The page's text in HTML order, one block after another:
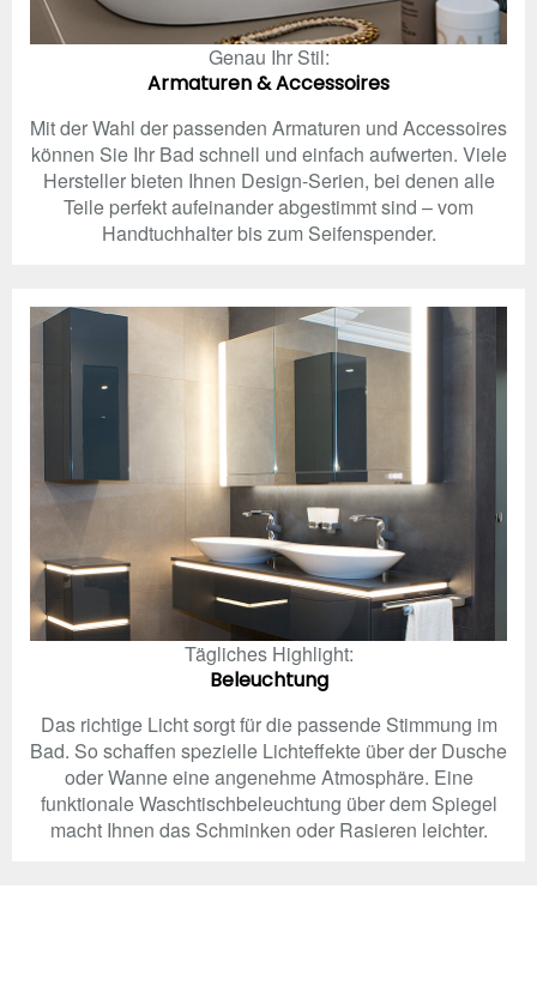
Genau Ihr Stil:
Armaturen & Accessoires
Mit der Wahl der passenden Armaturen und Accessoires
können Sie Ihr Bad schnell und einfach aufwerten. Viele
Hersteller bieten Ihnen Design-Serien, bei denen alle
Teile perfekt aufeinander abgestimmt sind – vom
Handtuchhalter bis zum Seifenspender.
Tägliches Highlight:
Beleuchtung
Das richtige Licht sorgt für die passende Stimmung im
Bad. So schaffen spezielle Lichteffekte über der Dusche
oder Wanne eine angenehme Atmosphäre. Eine
funktionale Waschtischbeleuchtung über dem Spiegel
macht Ihnen das Schminken oder Rasieren leichter.